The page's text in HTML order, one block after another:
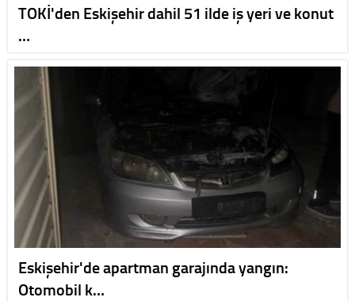
TOKİ'den Eskişehir dahil 51 ilde iş yeri ve konut
…
Eskişehir'de apartman garajında yangın:
Otomobil k…